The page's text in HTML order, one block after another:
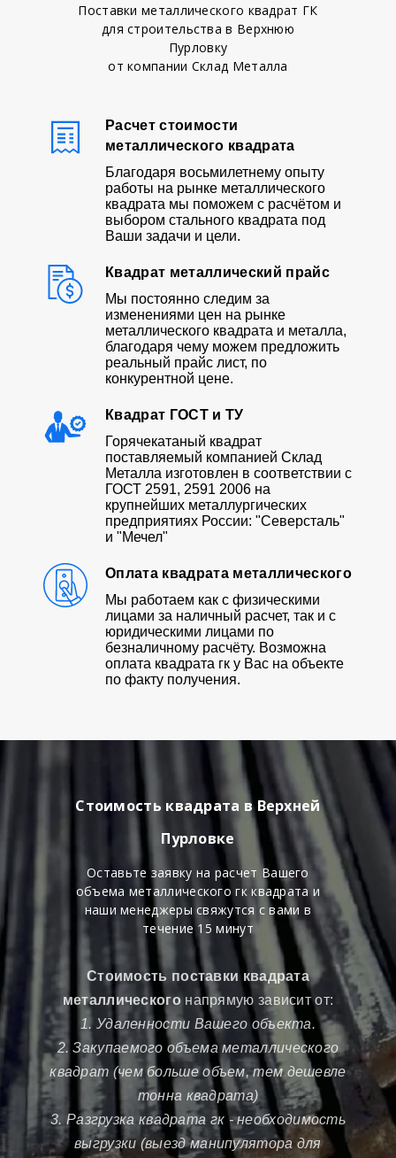
Поставки металлического квадрат ГК
для строительства в Верхнюю
Пурловку
от компании Склад Металла
Расчет стоимости
металлического квадрата
Благодаря восьмилетнему опыту
работы на рынке металлического
квадрата мы поможем с расчётом и
выбором стального квадрата под
Ваши задачи и цели.
Квадрат металлический прайс
Мы постоянно следим за
изменениями цен на рынке
металлического квадрата и металла,
благодаря чему можем предложить
реальный прайс лист, по
конкурентной цене.
Квадрат ГОСТ и ТУ
Горячекатаный квадрат
поставляемый компанией Склад
Металла изготовлен в соответствии с
ГОСТ 2591, 2591 2006 на
крупнейших металлургических
предприятиях России: "Северсталь"
и "Мечел"
Оплата квадрата металлического
Мы работаем как с физическими
лицами за наличный расчет, так и с
юридическими лицами по
безналичному расчёту. Возможна
оплата квадрата гк у Вас на объекте
по факту получения.
Стоимость квадрата в Верхней
Пурловке
Оставьте заявку на расчет Вашего
объема металлического гк квадрата и
наши менеджеры свяжутся с вами в
течение 15 минут
Стоимость поставки квадрата
металлического напрямую зависит от:
1. Удаленности Вашего объекта.
2. Закупаемого объема металлического
квадрат (чем больше объем, тем дешевле
тонна квадрата)
3. Разгрузка квадрата гк - необходимость
выгрузки (выезд манипулятора для